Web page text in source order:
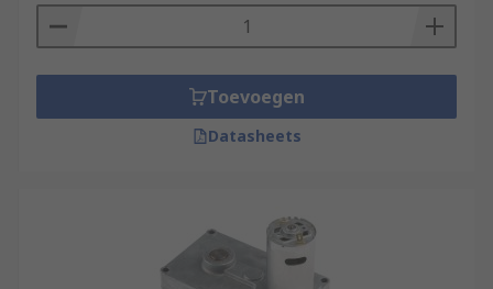
Toevoegen
Datasheets